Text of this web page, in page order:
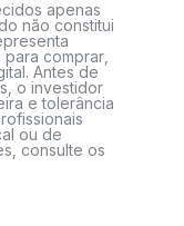
apenas
não constitui
comprar,
Antes de
o investidor
e tolerância
ou de
consulte os